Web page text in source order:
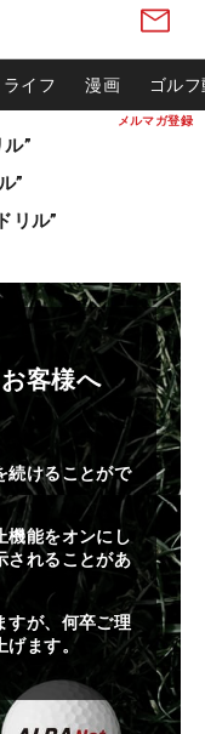
メルマガ登録
ライフ 漫画 ゴル
”
”
リル”
客様へ
続けることがで
機能をオンにし
されることがあ
すが、何卒ご理
げます。